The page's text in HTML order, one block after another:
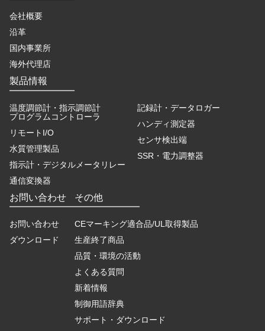
会社概要
沿革
国内事業所
海外代理店
製品情報
温度調節計・指示調節計
プログラムコントローラ
リモートI/O
水質管理製品
指示計・デジタルメータリレー
通信変換器
記録計・データロガー
ハンディ測定器
センサ検出端
SSR・電力調整器
お問い合わせ
お問い合わせ
ダウンロード
その他
CEマーキング適合品/UL取得製品
生産終了商品
品質・環境の活動
よくある質問
新着情報
制御用語辞典
サポート・ダウンロード